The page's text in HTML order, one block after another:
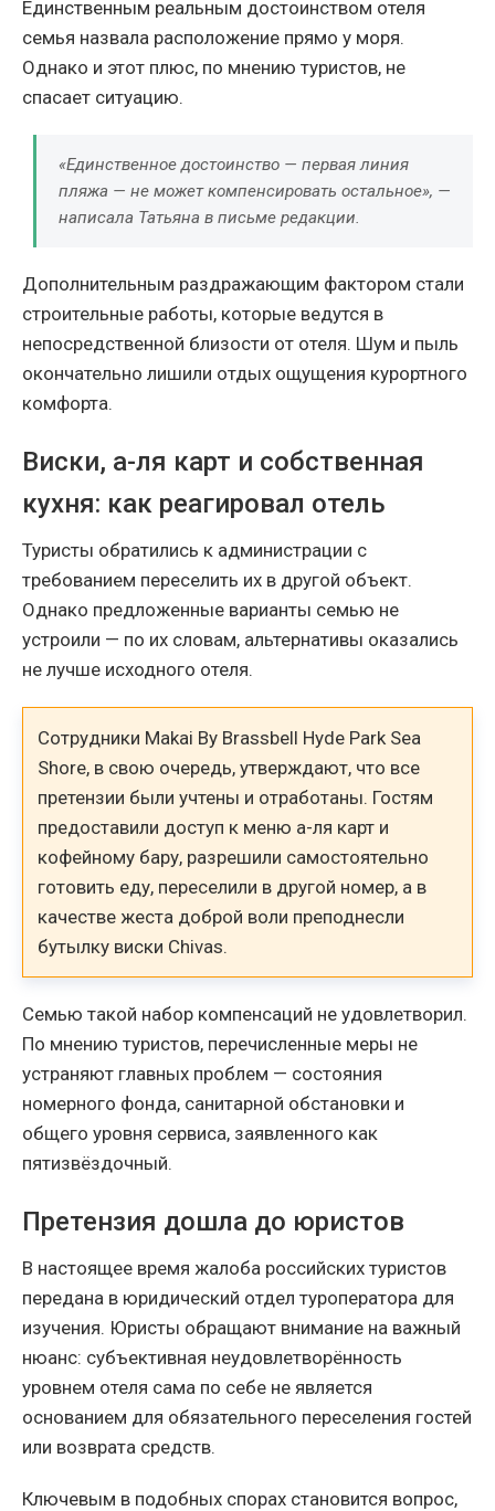
Единственным реальным достоинством отеля
семья назвала расположение прямо у моря.
Однако и этот плюс, по мнению туристов, не
спасает ситуацию.
«Единственное достоинство — первая линия
пляжа — не может компенсировать остальное», —
написала Татьяна в письме редакции.
Дополнительным раздражающим фактором стали
строительные работы, которые ведутся в
непосредственной близости от отеля. Шум и пыль
окончательно лишили отдых ощущения курортного
комфорта.
Виски, а-ля карт и собственная
кухня: как реагировал отель
Туристы обратились к администрации с
требованием переселить их в другой объект.
Однако предложенные варианты семью не
устроили — по их словам, альтернативы оказались
не лучше исходного отеля.
Сотрудники Makai By Brassbell Hyde Park Sea
Shore, в свою очередь, утверждают, что все
претензии были учтены и отработаны. Гостям
предоставили доступ к меню а-ля карт и
кофейному бару, разрешили самостоятельно
готовить еду, переселили в другой номер, а в
качестве жеста доброй воли преподнесли
бутылку виски Chivas.
Семью такой набор компенсаций не удовлетворил.
По мнению туристов, перечисленные меры не
устраняют главных проблем — состояния
номерного фонда, санитарной обстановки и
общего уровня сервиса, заявленного как
пятизвёздочный.
Претензия дошла до юристов
В настоящее время жалоба российских туристов
передана в юридический отдел туроператора для
изучения. Юристы обращают внимание на важный
нюанс: субъективная неудовлетворённость
уровнем отеля сама по себе не является
основанием для обязательного переселения гостей
или возврата средств.
Ключевым в подобных спорах становится вопрос,